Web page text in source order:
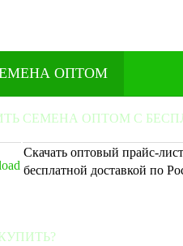
ОПТОМ
СЕМЕНА ОПТОМ С
Скачать оптовый прайс-
бесплатной доставкой по